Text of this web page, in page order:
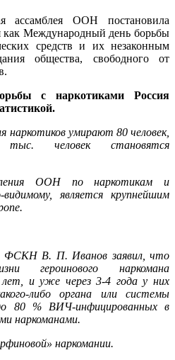
ассамблея ООН постановила
как Международный день борьбы
средств и их незаконным
общества, свободного от
с наркотиками Россия
наркотиков умирают 80 человек,
человек становятся
ООН по наркотикам и
является крупнейшим
ФСКН В. П. Иванов заявил, что
героинового наркомана
и уже через 3-4 года у них
либо органа или системы
80 % ВИЧ-инфицированных в
наркоманами.
наркомании.